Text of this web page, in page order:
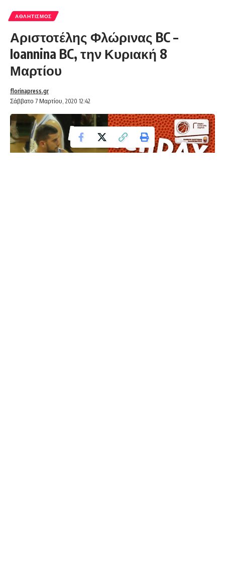
ΑΘΛΗΤΙΣΜΌΣ
Αριστοτέλης Φλώρινας BC –
Ioannina BC, την Κυριακή 8
Μαρτίου
Σάββατο 7 Μαρτίου, 2020 12:42
florinapress.gr